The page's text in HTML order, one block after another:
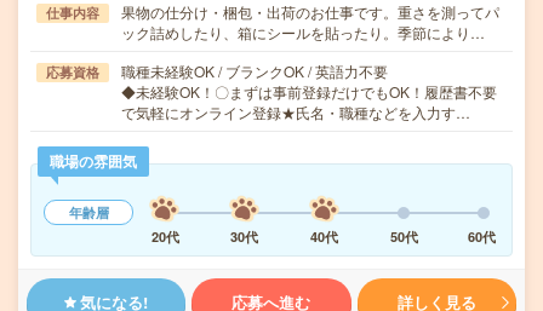
仕事内容
果物の仕分け・梱包・出荷のお仕事です。重さを測ってパ
ック詰めしたり、箱にシールを貼ったり。季節により…
応募資格
職種未経験OK / ブランクOK / 英語力不要
◆未経験OK！〇まずは事前登録だけでもOK！履歴書不要
で気軽にオンライン登録★氏名・職種などを入力す…
職場の雰囲気
年齢層
20代
30代 40代 50代 60代
気になる! 応募へ進む 詳しく見る